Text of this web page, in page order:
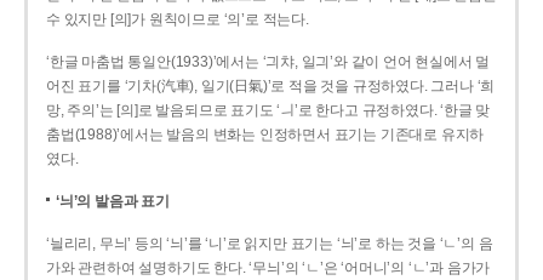
수 있지만 [의]가 원칙이므로 ‘의’로 적는다.
‘한글 마춤법 통일안(1933)’에서는 ‘긔챠, 일긔’와 같이 언어 현실에서 멀
어진 표기를 ‘기차(汽車), 일기(日氣)’로 적을 것을 규정하였다. 그러나 ‘희
망, 주의’는 [의]로 발음되므로 표기도 ‘ㅢ’로 한다고 규정하였다. ‘한글 맞
춤법(1988)’에서는 발음의 변화는 인정하면서 표기는 기존대로 유지하
였다.
‘늬’의 발음과 표기
‘늴리리, 무늬’ 등의 ‘늬’를 ‘니’로 읽지만 표기는 ‘늬’로 하는 것을 ‘ㄴ’의 음
가와 관련하여 설명하기도 한다. ‘무늬’의 ‘ㄴ’은 ‘어머니’의 ‘ㄴ’과 음가가